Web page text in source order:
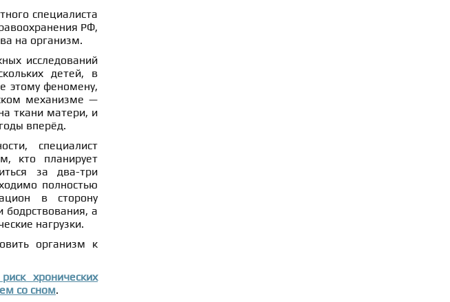
специалиста
РФ,
на организм.
исследований
детей, в
этому феномену,
механизме —
ткани матери, и
вперёд.
специалист
кто планирует
за два-три
полностью
в сторону
бодрствования, а
нагрузки.
организм к
хронических
со сном.